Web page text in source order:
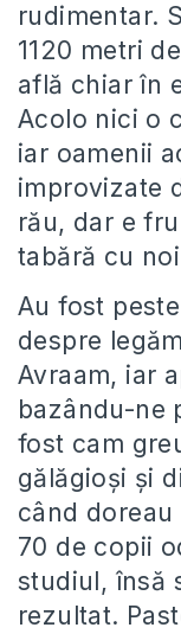
rudimentar.
1120 metri
află chiar în
Acolo nici o
iar oamenii
improvizate
rău, dar e
tabără cu
Au fost
despre
Avraam, iar
bazându-ne
fost cam
gălăgioși și
când doreau
70 de copii
studiul, însă
rezultat.